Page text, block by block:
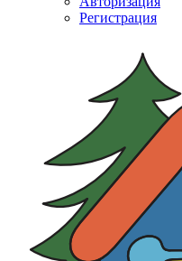
Регистрация